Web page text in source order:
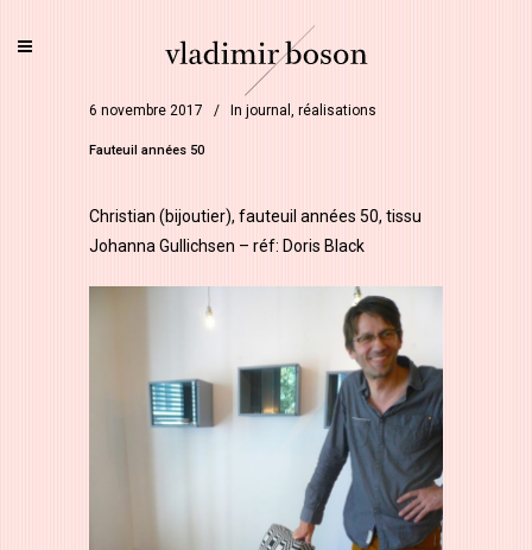
6 novembre 2017 In journal , réalisations
Fauteuil années 50
Christian (bijoutier), fauteuil années 50, tissu
Johanna Gullichsen – réf: Doris Black